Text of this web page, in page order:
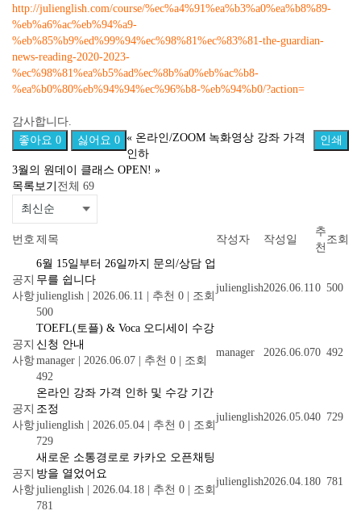
http://julienglish.com/course/%ec%a4%91%ea%b3%a0%ea%b8%89-
%eb%a6%ac%eb%94%a9-
%eb%85%b9%ed%99%94%ec%98%81%ec%83%81-the-guardian-
news-reading-2020-2023-
%ec%98%81%ea%b5%ad%ec%8b%a0%eb%ac%b8-
%ea%b0%80%eb%94%94%ec%96%b8-%eb%94%b0/?action=
감사합니다.
좋아요 0 싫어요 0 인쇄
« 온라인/ZOOM 녹화영상 강좌 가격
인하
3월의 원데이 클래스 OPEN! »
목록보기 전체 69
번호 제목 작성자 작성일
추
천
조회
공지
사항
6월 15일부터 26일까지 문의/상담 업
무를 쉽니다
julienglish
2026.06.11 추천 0
조회
500
julienglish2026.06.110 500
공지
사항
TOEFL(토플) & Voca 오디세이 수강
신청 안내
manager
2026.06.07 추천 0
조회
492
manager 2026.06.070 492
공지
사항
온라인 강좌 가격 인하 및 수강 기간
조정
julienglish
2026.05.04 추천 0
조회
729
julienglish2026.05.040 729
공지
사항
새로운 소통경로로 카카오 오픈채팅
방을 열었어요
julienglish
2026.04.18 추천 0
조회
781
julienglish2026.04.180 781